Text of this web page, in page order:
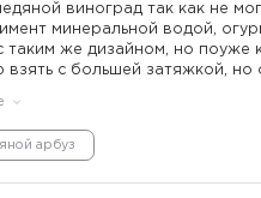
виноград так как не
минеральной водой,
таким же дизайном, но поуже
взять с большей затяжкой, но
Кстати любителям
затяжками восхваляя
они громоздкие. Все
арбуз